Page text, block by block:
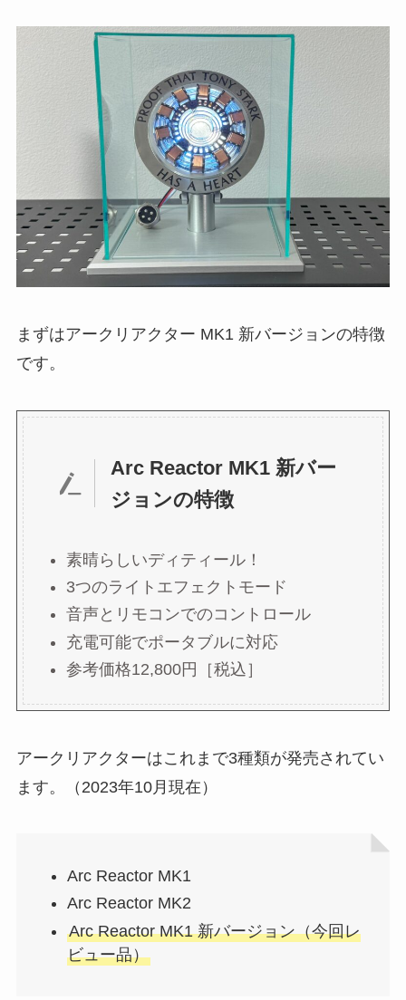
まずはアークリアクター MK1 新バージョンの特徴
です。
Arc Reactor MK1 新バー
ジョンの特徴
素晴らしいディティール！
3つのライトエフェクトモード
音声とリモコンでのコントロール
充電可能でポータブルに対応
参考価格12,800円［税込］
アークリアクターはこれまで3種類が発売されてい
ます。（2023年10月現在）
Arc Reactor MK1
Arc Reactor MK2
Arc Reactor MK1 新バージョン（今回レ
ビュー品）